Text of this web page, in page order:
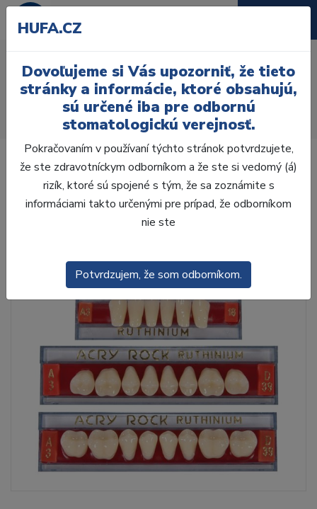
D44, D3
Zuby
AcryRock
AcryRock 1x28 S53-I53-D44, D3
HUFA.CZ
Dovoľujeme si Vás upozorniť, že tieto
stránky a informácie, ktoré obsahujú,
sú určené iba pre odbornú
stomatologickú verejnosť.
Pokračovaním v používaní týchto stránok potvrdzujete,
že ste zdravotníckym odborníkom a že ste si vedomý (á)
rizík, ktoré sú spojené s tým, že sa zoznámite s
informáciami takto určenými pre prípad, že odborníkom
nie ste
Potvrdzujem, že som odborníkom.